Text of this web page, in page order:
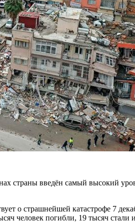
страны введён самый высокий
о страшнейшей катастрофе 7
человек погибли, 19 тысяч